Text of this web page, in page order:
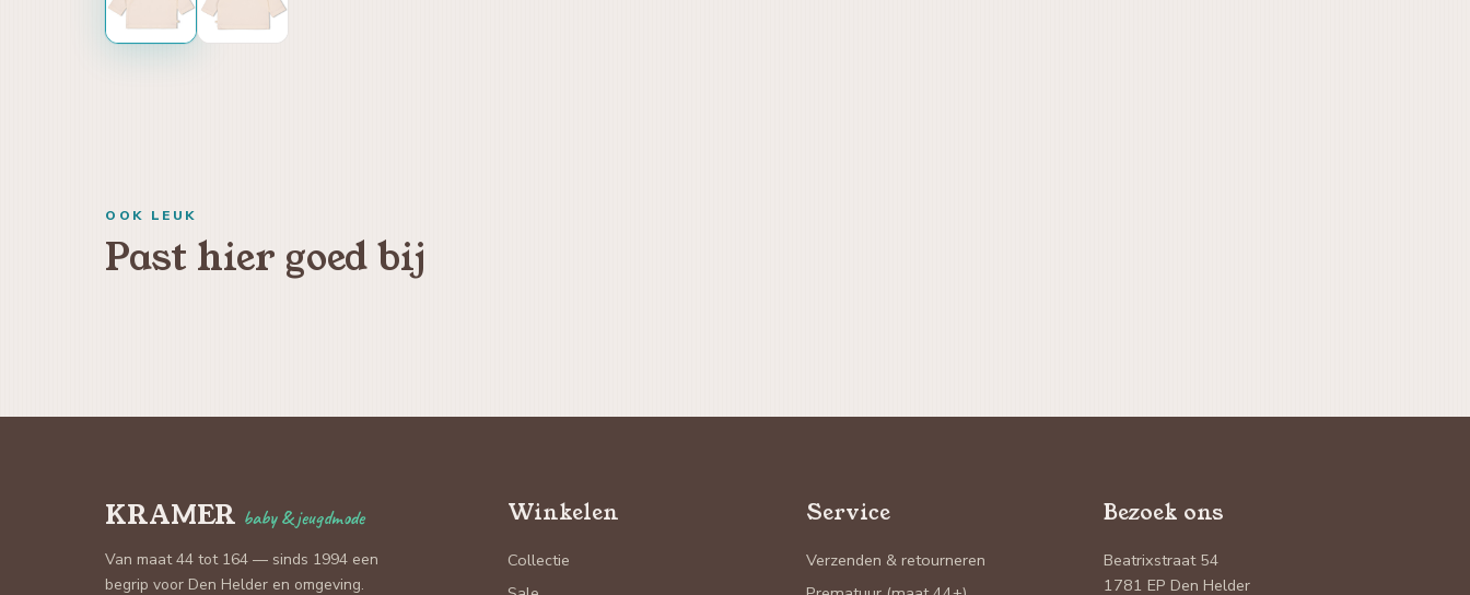
OOK LEUK
Past hier goed bij
KRAMER baby & jeugdmode
Van maat 44 tot 164 — sinds 1994 een
begrip voor Den Helder en omgeving.
Winkelen
Collectie
Service
Verzenden & retourneren
Bezoek ons
Beatrixstraat 54
1781 EP Den Helder